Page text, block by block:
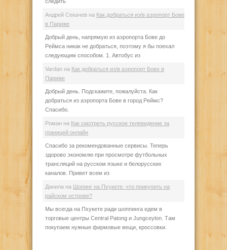
Андрей Секачев на Как добраться из/в аэропорт Бове
в Париже
Добрый день, напрямую из аэропорта Бове до
Реймса никак не добраться, поэтому я бы поехал
следующим способом. 1. Автобус из
Vardan на Как добраться из/в аэропорт Бове в
Париже
Добрый день. Подскажите, пожалуйста. Как
добраться из аэропорта Бове в город Реймс?
Спасибо.
Роман на Как смотреть русское телевидение за
границей онлайн
Спасибо за рекомендованные сервисы. Теперь
здорово экономлю при просмотре футбольных
трансляций на русском языке и белорусских
каналов. Привет всем из
Данила на
Шопинг на Пхукете: что прикупить на
райском острове?
Мы всегда на Пхукете ради шоппинга едем в
торговые центры Central Patong и Jungceylon. Там
покупаем нужные фирмовые вещи, кроссовки.